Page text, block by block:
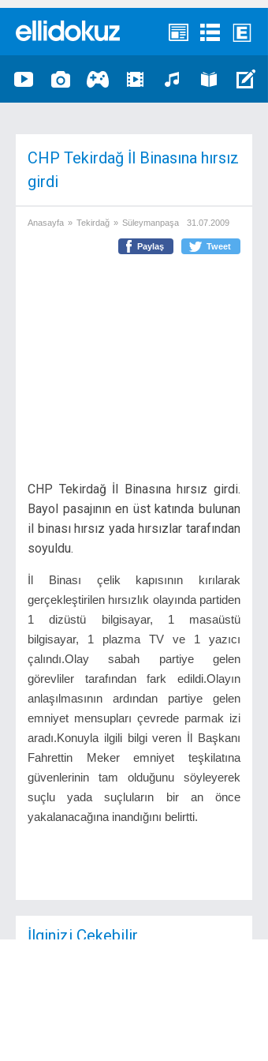
CHP Tekirdağ İl Binasına hırsız
girdi
Anasayfa » Tekirdağ » Süleymanpaşa 31.07.2009
Paylaş Tweet
CHP Tekirdağ İl Binasına hırsız girdi.
Bayol pasajının en üst katında bulunan
il binası hırsız yada hırsızlar tarafından
soyuldu.
İl Binası çelik kapısının kırılarak
gerçekleştirilen hırsızlık olayında partiden
1 dizüstü bilgisayar, 1 masaüstü
bilgisayar, 1 plazma TV ve 1 yazıcı
çalındı.Olay sabah partiye gelen
görevliler tarafından fark edildi.Olayın
anlaşılmasının ardından partiye gelen
emniyet mensupları çevrede parmak izi
aradı.Konuyla ilgili bilgi veren İl Başkanı
Fahrettin Meker emniyet teşkilatına
güvenlerinin tam olduğunu söyleyerek
suçlu yada suçluların bir an önce
yakalanacağına inandığını belirtti.
İlginizi Çekebilir